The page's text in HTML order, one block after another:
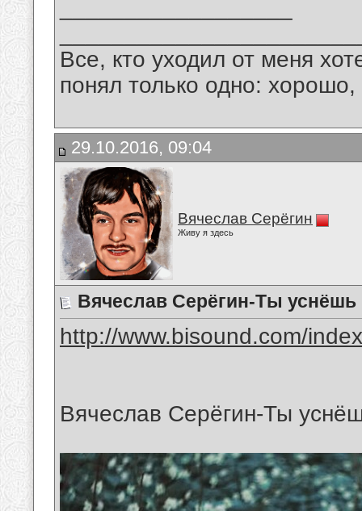
Все, кто уходил от меня
понял только одно:
29.10.2016, 09:04
Вячеслав Серёгин
Живу я здесь
Вячеслав Серёгин-Ты
http://www.bisound.com/
Вячеслав Серёгин-Ты